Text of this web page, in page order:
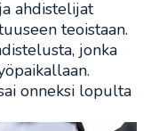
ahdistelijat
teoistaan.
jonka
onneksi lopulta